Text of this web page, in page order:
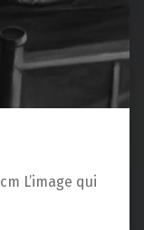
L’image qui